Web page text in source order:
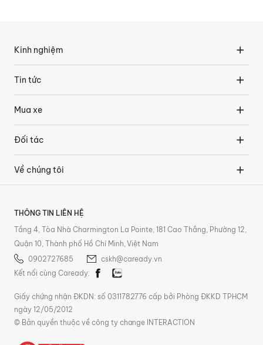
Kinh nghiệm
Tin tức
Mua xe
Đối tác
Về chúng tôi
THÔNG TIN LIÊN HỆ
Tầng 4, Tòa Nhà Charmington La Pointe, 181 Cao Thắng, Phường 12,
Quận 10, Thành phố Hồ Chí Minh, Việt Nam
0902727685
cskh@caready.vn
Kết nối cùng Caready:
Giấy chứng nhận ĐKDN: số 0311782776 cấp bởi Phòng ĐKKD TPHCM
ngày 12/05/2012
© Bản quyền thuộc về công ty change INTERACTION